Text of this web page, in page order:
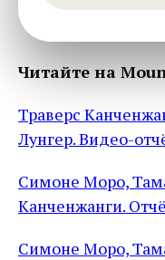
Читайте на
Траверс
Лунгер. Видео-
Симоне Моро,
Канченжанги.
Симоне Моро,